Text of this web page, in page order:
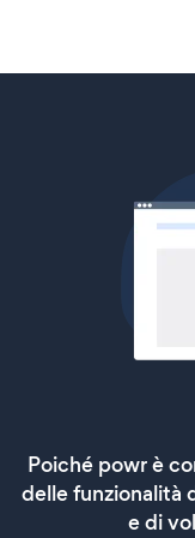
Poiché powr è
delle funzionalità
e di